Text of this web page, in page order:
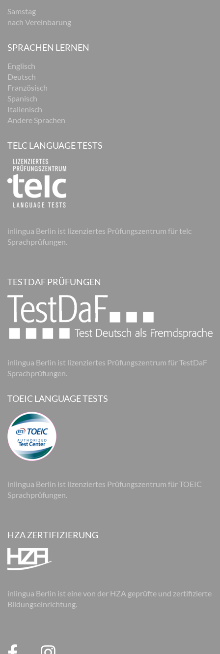
Samstag
nach Vereinbarung
SPRACHEN LERNEN
Englisch
Deutsch
Französisch
Spanisch
Italienisch
Andere Sprachen
TELC LANGUAGE TESTS
inlingua Berlin ist lizenziertes Prüfungszentrum für telc
Sprachprüfungen.
TESTDAF PRÜFUNGEN
inlingua Berlin ist lizenziertes Prüfungszentrum für TestDaF
Sprachprüfungen.
TOEIC LANGUAGE TESTS
inlingua Berlin ist lizenziertes Prüfungszentrum für TOEIC
Sprachprüfungen.
HZA ZERTIFIZIERUNG
inlingua Berlin ist eine von der HZA geprüfte und zertifizierte
Bildungseinrichtung.